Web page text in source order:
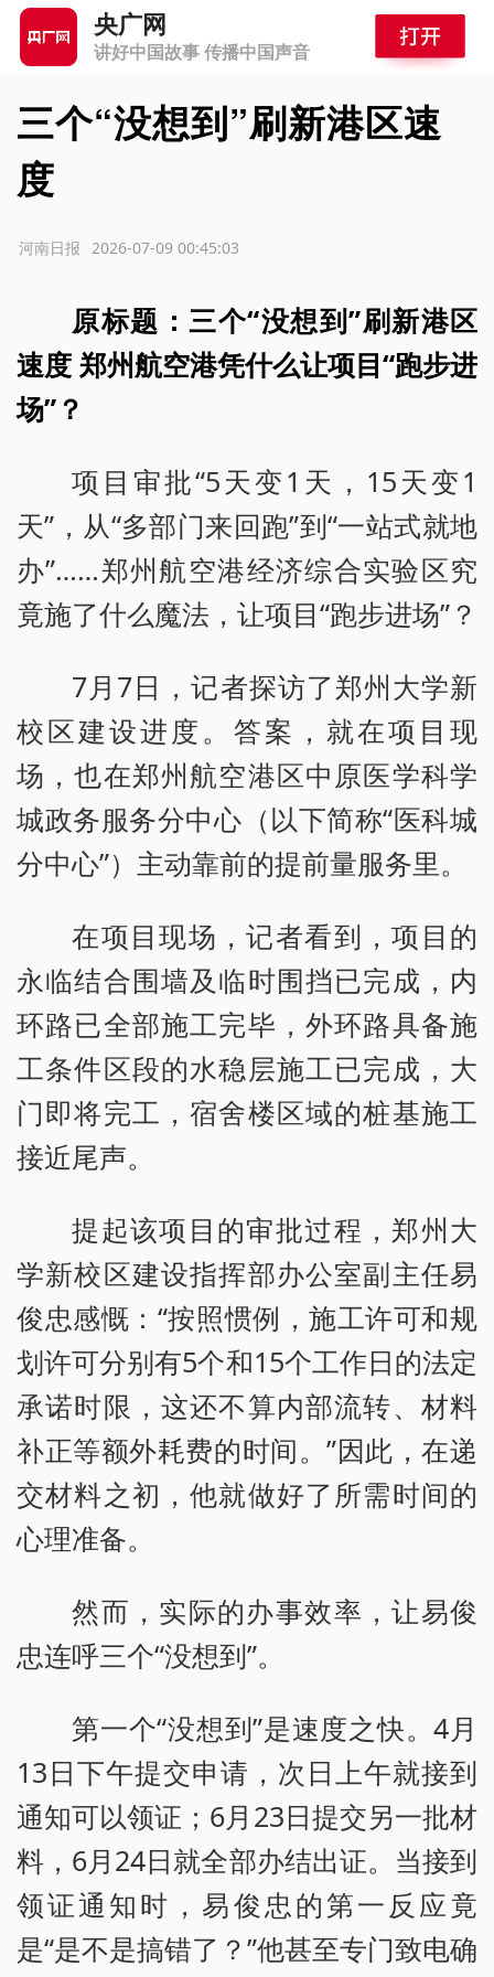
央广网
讲好中国故事 传播中国声音
三个“没想到”刷新港区速
度
2026-07-09 00:45:03
河南日报
原标题：三个“没想到”刷新港区
速度 郑州航空港凭什么让项目“跑步进
场”？
项目审批“5天变1天，15天变1
天”，从“多部门来回跑”到“一站式就地
办”……郑州航空港经济综合实验区究
竟施了什么魔法，让项目“跑步进场”？
7月7日，记者探访了郑州大学新
校区建设进度。答案，就在项目现
场，也在郑州航空港区中原医学科学
城政务服务分中心（以下简称“医科城
分中心”）主动靠前的提前量服务里。
在项目现场，记者看到，项目的
永临结合围墙及临时围挡已完成，内
环路已全部施工完毕，外环路具备施
工条件区段的水稳层施工已完成，大
门即将完工，宿舍楼区域的桩基施工
接近尾声。
提起该项目的审批过程，郑州大
学新校区建设指挥部办公室副主任易
俊忠感慨：“按照惯例，施工许可和规
划许可分别有5个和15个工作日的法定
承诺时限，这还不算内部流转、材料
补正等额外耗费的时间。”因此，在递
交材料之初，他就做好了所需时间的
心理准备。
然而，实际的办事效率，让易俊
忠连呼三个“没想到”。
第一个“没想到”是速度之快。4月
13日下午提交申请，次日上午就接到
通知可以领证；6月23日提交另一批材
料，6月24日就全部办结出证。当接到
领证通知时，易俊忠的第一反应竟
是“是不是搞错了？”他甚至专门致电确